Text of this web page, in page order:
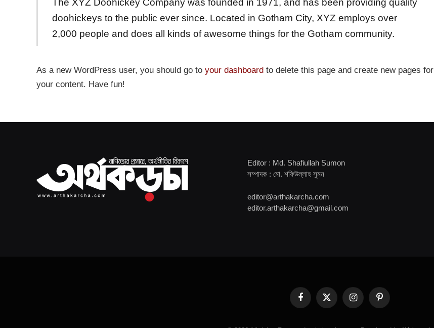
doohickeys to the public ever since. Located in Gotham City, XYZ employs over
2,000 people and does all kinds of awesome things for the Gotham community.
As a new WordPress user, you should go to your dashboard to delete this page and create new pages for
your content. Have fun!
Editor : Md. Shafiullah Sumon
সম্পাদক : মো. শফিউল্লাহ সুমন
editor@arthakarcha.com
editor.arthakarcha@gmail.com
FacebookX
InstagramPinterest